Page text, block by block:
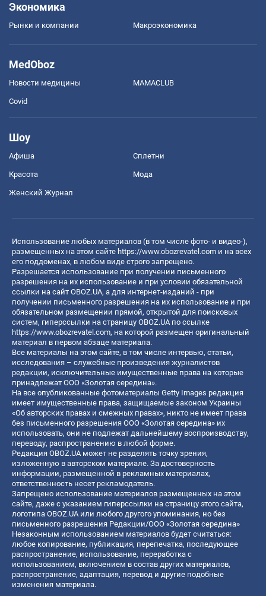
Экономика
Рынки и компании Mакроэкономика
MedOboz
Новости медицины MAMACLUB
Covid
Шоу
Афиша Сплетни
Красота Мода
Женский Журнал
Использование любых материалов (в том числе фото- и видео-),
размещенных на этом сайте https://www.obozrevatel.com и на всех
его поддоменах, в любом виде строго запрещено.
Разрешается использование при получении письменного
разрешения на их использование и при условии обязательной
ссылки на сайт OBOZ.UA, а для интернет-изданий - при
получении письменного разрешения на их использование и при
обязательном размещении прямой, открытой для поисковых
систем, гиперссылки на страницу OBOZ.UA по ссылке
https://www.obozrevatel.com, на которой размещен оригинальный
материал в первом абзаце материала.
Все материалы на этом сайте, в том числе интервью, статьи,
исследования – служебные произведения журналистов
редакции, исключительные имущественные права на которые
принадлежат ООО «Золотая середина».
На все опубликованные фотоматериалы Getty Images редакция
имеет имущественные права, защищаемые законом Украины
«Об авторских правах и смежных правах», никто не имеет права
без письменного разрешения ООО «Золотая середина» их
использовать, они не подлежат дальнейшему воспроизводству,
переводу, распространению в любой форме.
Редакция OBOZ.UA может не разделять точку зрения,
изложенную в авторском материале. За достоверность
информации, размещенной в рекламных материалах,
ответственность несет рекламодатель.
Запрещено использование материалов размещенных на этом
сайте, даже с указанием гиперссылки на страницу этого сайта,
логотипа OBOZ.UA или любого другого упоминания, но без
письменного разрешения Редакции/ООО «Золотая середина»
Незаконным использованием материалов будет считаться:
любое копирование, публикация, перепечатка, последующее
распространение, использование, переработка с
использованием, включением в состав других материалов,
распространение, адаптация, перевод и другие подобные
изменения материала.